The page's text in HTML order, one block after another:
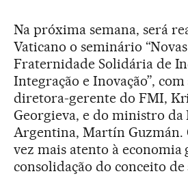
Na próxima semana, será
Vaticano o seminário
Fraternidade Solidária de
Integração e Inovação”,
diretora-gerente do FMI,
Georgieva, e do ministro da
Argentina, Martín Guzmán.
vez mais atento à economia
consolidação do conceito